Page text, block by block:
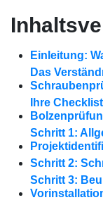
Einleitung:
Das
Ihre
Schritt 1:
Schritt 2:
Schritt 3: